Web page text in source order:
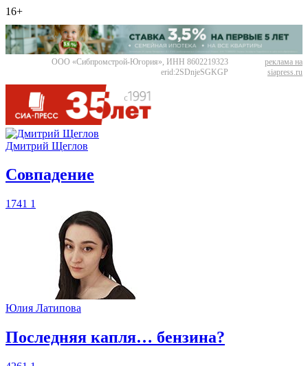
16+
ООО «Сибпромстрой-Югория», ИНН 8602219323
erid:2SDnjeSGKGP
реклама на
siapress.ru
Дмитрий Щеглов
​Совпадение
1741 1
Юлия Латипова
​Последняя капля… бензина?